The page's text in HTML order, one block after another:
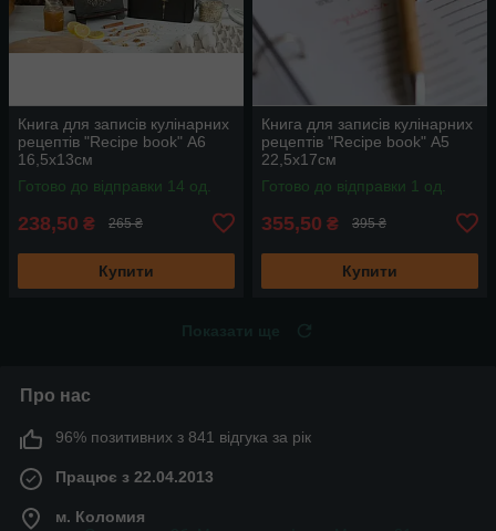
Книга для записів кулінарних
рецептів "Recipe book" А6
16,5х13см
Готово до відправки 14 од.
238,50 ₴ 265 ₴
Купити
Книга для записів кулінарних
рецептів "Recipe book" А5
22,5х17см
Готово до відправки 1 од.
355,50 ₴ 395 ₴
Купити
Про нас
96% позитивних з 841 відгука за рік
Працює з 22.04.2013
м. Коломия